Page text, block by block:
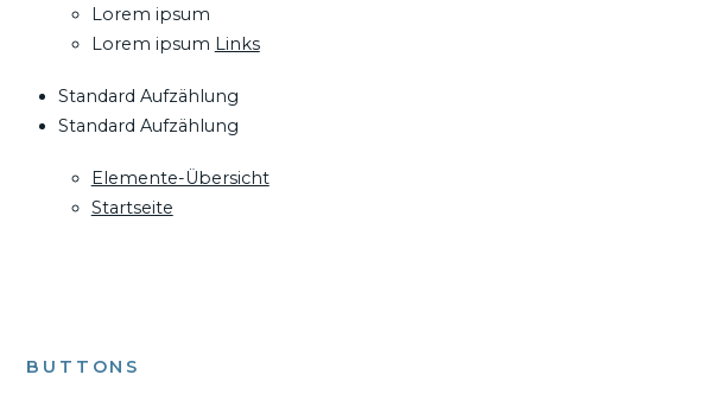
Lorem ipsum
Lorem ipsum Links
Standard Aufzählung
Standard Aufzählung
Elemente-Übersicht
Startseite
BUTTONS